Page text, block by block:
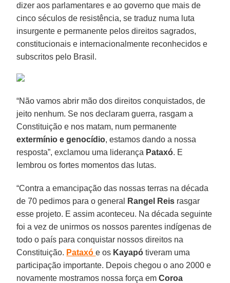
dizer aos parlamentares e ao governo que mais de
cinco séculos de resistência, se traduz numa luta
insurgente e permanente pelos direitos sagrados,
constitucionais e internacionalmente reconhecidos e
subscritos pelo Brasil.
“Não vamos abrir mão dos direitos conquistados, de
jeito nenhum. Se nos declaram guerra, rasgam a
Constituição e nos matam, num permanente
extermínio e genocídio, estamos dando a nossa
resposta”, exclamou uma liderança Pataxó. E
lembrou os fortes momentos das lutas.
“Contra a emancipação das nossas terras na década
de 70 pedimos para o general
Rangel Reis rasgar
esse projeto. E assim aconteceu. Na década seguinte
foi a vez de unirmos os nossos parentes indígenas de
todo o país para conquistar nossos direitos na
Constituição. Pataxóe os Kayapó tiveram uma
participação importante. Depois chegou o ano 2000 e
novamente mostramos nossa força emCoroa